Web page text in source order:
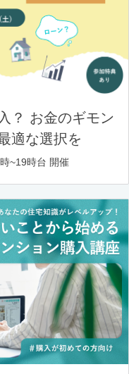
？ お金のギモン
適な選択を
~19時台 開催